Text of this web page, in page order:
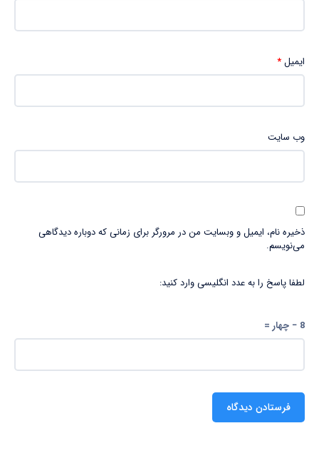
ایمیل*
وب‌ سایت
ذخیره نام، ایمیل و وبسایت من در مرورگر برای زمانی که دوباره دیدگاهی
می‌نویسم.
لطفا پاسخ را به عدد انگلیسی وارد کنید:
8 − چهار =